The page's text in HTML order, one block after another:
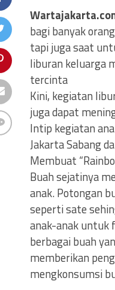
bagi banyak
tapi juga saat
liburan keluarga
tercinta
Kini, kegiatan
juga dapat
Intip kegiatan
Jakarta Sabang
Membuat
Buah sejatinya
anak. Potongan
seperti sate
anak-anak untuk
berbagai buah
memberikan
mengkonsumsi